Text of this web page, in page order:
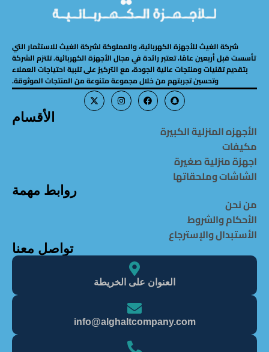
شركة الغيث للأجهزة الكهربائية، والمملوكة لشركة الغيث للاستثمار التي
تأسست قبل أربعين عامًا، تعتبر رائدة في مجال الأجهزة الكهربائية. تلتزم الشركة
بتقديم تقنيات ومنتجات عالية الجودة، مع التركيز على تلبية احتياجات العملاء
وتحسين تجربتهم من خلال مجموعة متنوعة من المنتجات الموثوقة.
الأقسام
الأجهزه المنزلية الكبيرة
مكيفات
اجهزة منزلية صغيرة
الشاشات وملحقاتها
روابط مهمة
من نحن
الأحكام والشروط
الأستبدال والإسترجاع
تواصل معنا
العنوان على الخريطة
info@alghaItcompany.com